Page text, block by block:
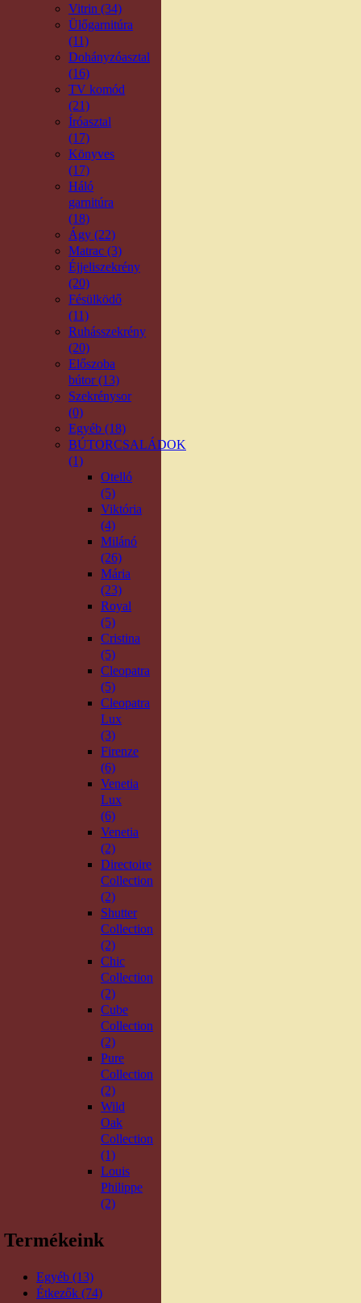
Vitrin (34)
Ülőgarnitúra
(11)
Dohányzóasztal
(16)
TV komód
(21)
Íróasztal
(17)
Könyves
(17)
Háló
garnitúra
(18)
Ágy (22)
Matrac (3)
Éjjeliszekrény
(20)
Fésülködő
(11)
Ruhásszekrény
(20)
Előszoba
bútor (13)
Szekrénysor
(0)
Egyéb (18)
BÚTORCSALÁDOK
(1)
Otelló
(5)
Viktória
(4)
Milánó
(26)
Mária
(23)
Royal
(5)
Cristina
(5)
Cleopatra
(5)
Cleopatra
Lux
(3)
Firenze
(6)
Venetia
Lux
(6)
Venetia
(2)
Directoire
Collection
(2)
Shutter
Collection
(2)
Chic
Collection
(2)
Cube
Collection
(2)
Pure
Collection
(2)
Wild
Oak
Collection
(1)
Louis
Philippe
(2)
Termékeink
Egyéb (13)
Étkezők (74)